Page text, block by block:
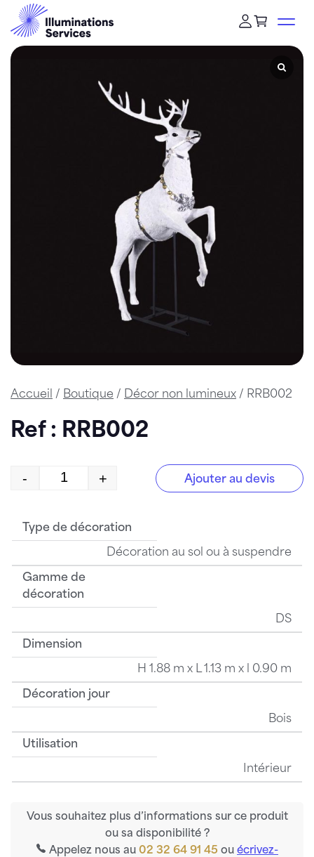
Accueil / Boutique / Décor non lumineux / RRB002
Ref : RRB002
quantité de RRB002
- + Ajouter au devis
Type de décoration
Décoration au sol ou à suspendre
Gamme de
décoration
DS
Dimension
H 1.88 m x L 1.13 m x l 0.90 m
Décoration jour
Bois
Utilisation
Intérieur
Vous souhaitez plus d’informations sur ce produit
ou sa disponibilité ?
Appelez nous au 02 32 64 91 45 ou écrivez-